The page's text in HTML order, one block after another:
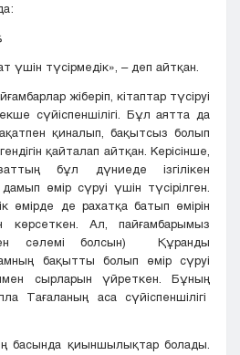
үшін түсірмедік», – деп айтқан.
жіберіп, кітаптар түсіруі
сүйіспеншілігі. Бұл аятта да
қиналып, бақытсыз болып
қайталап айтқан. Керісінше,
бұл дүниеде ізгілікен
өмір сүруі үшін түсірілген.
өмірде де рахатқа батып өмірін
көрсеткен. Ал, пайғамбарымыз
сәлемі болсын) Құранды
бақытты болып өмір сүруі
сырларын үйреткен. Бұның
Тағаланың аса сүйіспеншілігі
басында қиыншылықтар болады.